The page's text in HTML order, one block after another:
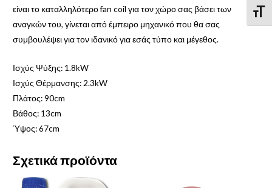
είναι το καταλληλότερο fan coil για τον χώρο σας βάσει των
αναγκών του, γίνεται από έμπειρο μηχανικό που θα σας
συμβουλέψει για τον ιδανικό για εσάς τύπο και μέγεθος.
Ισχύς Ψύξης: 1.8kW
Ισχύς Θέρμανσης: 2.3kW
Πλάτος: 90cm
Βάθος: 13cm
Ύψος: 67cm
Σχετικά προϊόντα